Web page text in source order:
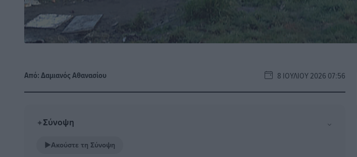
Από:Δαμιανός Αθανασίου 8 ΙΟΥΛΊΟΥ 2026 07:56
✦Σύνοψη ⌄
▶Ακούστε τη Σύνοψη